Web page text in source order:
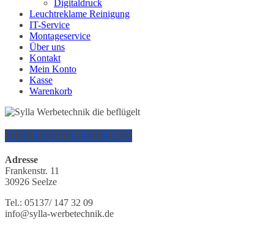
Digitaldruck
Leuchtreklame Reinigung
IT-Service
Montageservice
Über uns
Kontakt
Mein Konto
Kasse
Warenkorb
HIER FINDEN SIE UNS
Adresse
Frankenstr. 11
30926 Seelze
Tel.: 05137/ 147 32 09
info@sylla-werbetechnik.de